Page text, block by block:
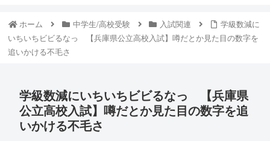
ホーム 中学生/高校受験 入試関連
学級数減に
いちいちビビるなっ 【兵庫県公立高校入試】噂だとか見た目の数字を
追いかける不毛さ
学級数減にいちいちビビるなっ 【兵庫県
公立高校入試】噂だとか見た目の数字を追
いかける不毛さ